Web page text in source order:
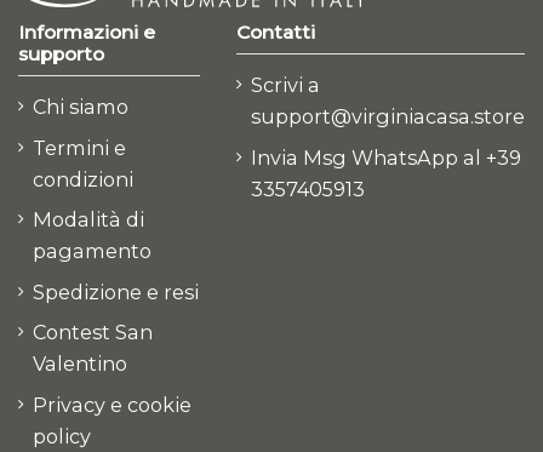
Informazioni e
supporto
Chi siamo
Termini e
condizioni
Modalità di
pagamento
Spedizione e resi
Contest San
Valentino
Privacy e cookie
policy
Contatti
Scrivi a
support@virginiacasa.store
Invia Msg WhatsApp al +39
3357405913